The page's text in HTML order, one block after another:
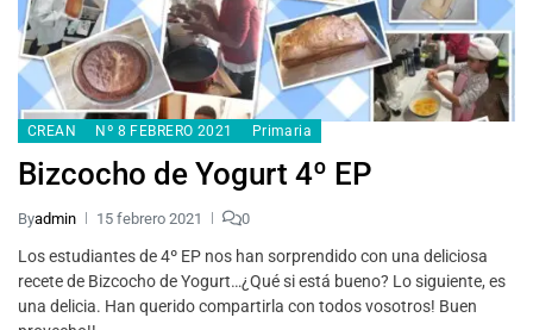
CREAN Nº 8 FEBRERO 2021 Primaria
Bizcocho de Yogurt 4º EP
Byadmin 15 febrero 2021 0
Los estudiantes de 4º EP nos han sorprendido con una deliciosa
recete de Bizcocho de Yogurt…¿Qué si está bueno? Lo siguiente, es
una delicia. Han querido compartirla con todos vosotros! Buen